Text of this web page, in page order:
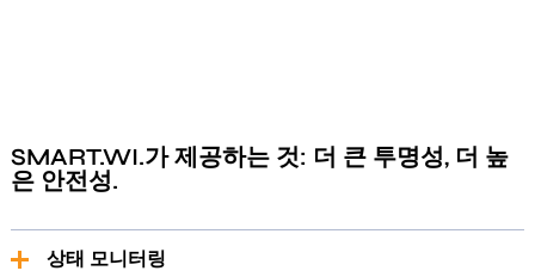
SMART.WI.가 제공하는 것: 더 큰 투명성, 더 높
은 안전성.
상태 모니터링